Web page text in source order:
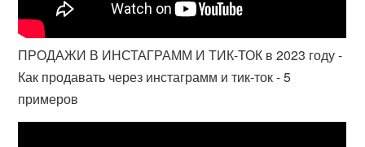
ПРОДАЖИ В ИНСТАГРАММ И ТИК-ТОК в 2023 году -
Как продавать через инстаграмм и тик-ток - 5
примеров